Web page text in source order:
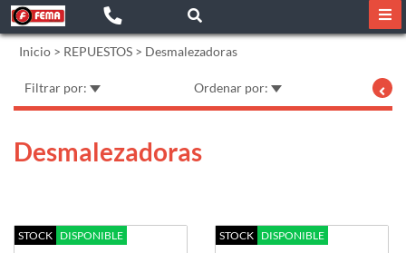
Inicio > REPUESTOS > Desmalezadoras
Filtrar por: Ordenar por:
Desmalezadoras
STOCK DISPONIBLE STOCK DISPONIBLE